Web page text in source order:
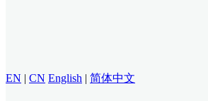
EN | CN English | 简体中文